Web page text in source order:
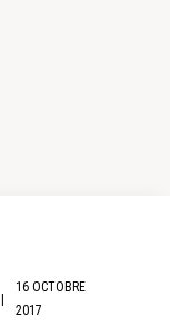
|
16 OCTOBRE
2017